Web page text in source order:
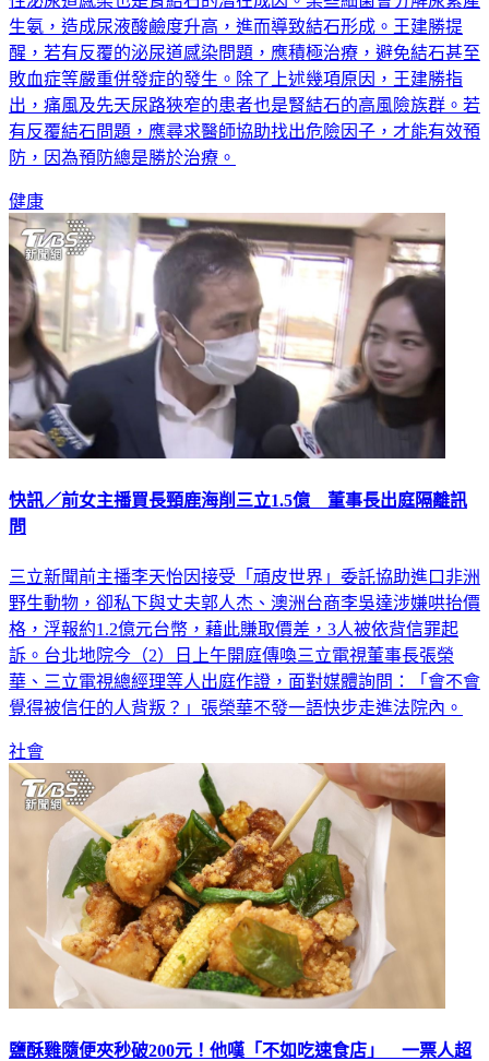
生氨，造成尿液酸鹼度升高，進而導致結石形成。王建勝提
醒，若有反覆的泌尿道感染問題，應積極治療，避免結石甚至
敗血症等嚴重併發症的發生。除了上述幾項原因，王建勝指
出，痛風及先天尿路狹窄的患者也是腎結石的高風險族群。若
有反覆結石問題，應尋求醫師協助找出危險因子，才能有效預
防，因為預防總是勝於治療。
健康
快訊／前女主播買長頸鹿海削三立1.5億 董事長出庭隔離訊
問
三立新聞前主播李天怡因接受「頑皮世界」委託協助進口非洲
野生動物，卻私下與丈夫郭人杰、澳洲台商李吳達涉嫌哄抬價
格，浮報約1.2億元台幣，藉此賺取價差，3人被依背信罪起
訴。台北地院今（2）日上午開庭傳喚三立電視董事長張榮
華、三立電視總經理等人出庭作證，面對媒體詢問：「會不會
覺得被信任的人背叛？」張榮華不發一語快步走進法院內。
社會
鹽酥雞隨便夾秒破200元！他嘆「不如吃速食店」 一票人超